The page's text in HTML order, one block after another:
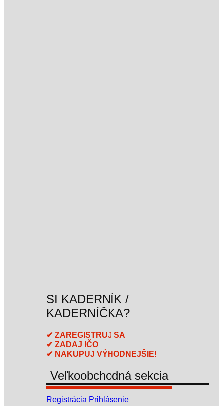
SI KADERNÍK /
KADERNÍČKA?
✔ ZAREGISTRUJ SA
✔ ZADAJ IČO
✔ NAKUPUJ VÝHODNEJŠIE!
Veľkoobchodná sekcia
Registrácia Prihlásenie